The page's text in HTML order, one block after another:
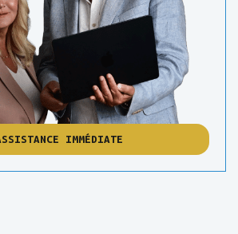
IMMÉDIATE